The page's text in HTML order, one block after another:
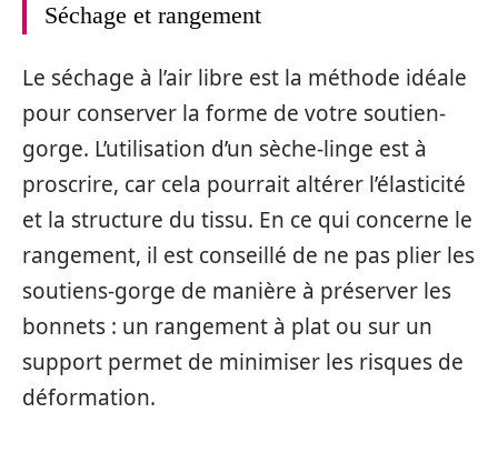
Séchage et rangement
Le séchage à l’air libre est la méthode idéale
pour conserver la forme de votre soutien-
gorge. L’utilisation d’un sèche-linge est à
proscrire, car cela pourrait altérer l’élasticité
et la structure du tissu. En ce qui concerne le
rangement, il est conseillé de ne pas plier les
soutiens-gorge de manière à préserver les
bonnets : un rangement à plat ou sur un
support permet de minimiser les risques de
déformation.